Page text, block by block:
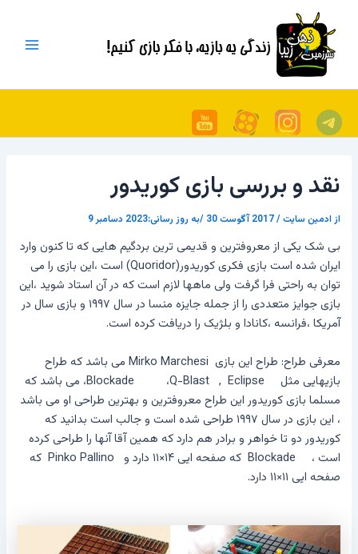
محتوا
Menu
نقد و بررسی بازی کوریدور
از ادمین سایت/2017 آگوست 30 /به روز رسانی:2023 دسامبر 9
بی شک یکی از معروفترین و قدیمی ترین بردگیم هایی که تا کنون وارد
ایران شده است بازی فکری کوریدور(Quoridor) است ،این بازی را می
توان به راحتی فرا گرفت ولی ماهها لازم است که در آن استاد شوید ،این
بازی جوایز متعددی را از جمله جایزه منسا در سال ۱۹۹۷ و بازی سال در
آمریکا ،فرانسه ،کانادا و بلژیک را دریافت کرده است.
معرفی طراح: طراح این بازی Mirko Marchesi می باشد که طراح
بازیهایی مثل Eclipse
,
Q-Blast، Blockade، می باشد که
مسلما بازی کوریدور این طراح معروفترین و بهترین طراحی او می باشد
، این بازی در سال ۱۹۹۷ طراحی شده است و جالب است بدانید که
کوریدور دو تا خواهر و برادر هم دارد که همین آقا آنها را طراحی کرده
است ، Blockade که صفحه ایی ۱۴×۱۱ دارد و Pinko Pallino که
صفحه ایی ۱۱×۱۱ دارد.
پیمایش
نوشته